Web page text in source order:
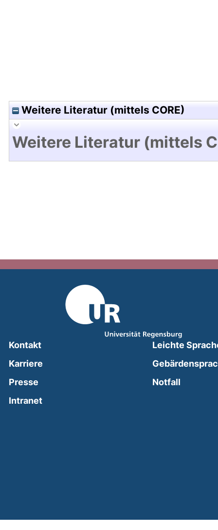
Weitere Literatur (mittels CORE)
Weitere Literatur (mittels
Kontakt
Karriere
Presse
Intranet(external link, opens in a new window)
Leichte
Notfall